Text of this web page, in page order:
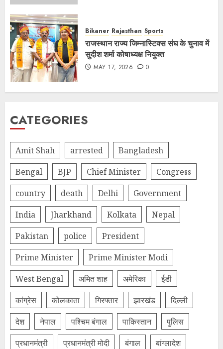
Bikaner Rajasthan Sports
राजस्थान राज्य जिम्नास्टिक्स संघ के चुनाव में
सुदीश शर्मा कोषाध्‍यक्ष नियुक्‍त
MAY 17, 2026 0
CATEGORIES
Amit Shah arrested
Bangladesh
Bengal
BJP Chief Minister
Congress
country
death Delhi
Government
India
Jharkhand Kolkata
Nepal
Pakistan
police
President
Prime Minister
Prime Minister Modi
West Bengal
अमित शाह अमेरिका
ईडी
कांग्रेस
कोलकाता गिरफ्तार झारखंड
दिल्‍ली
देश
नेपाल पश्चिम बंगाल पाकिस्तान
पुलिस
प्रधानमंत्री
प्रधानमंत्री मोदी बंगाल बांग्लादेश